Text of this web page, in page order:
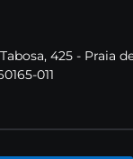
425 - Praia
011